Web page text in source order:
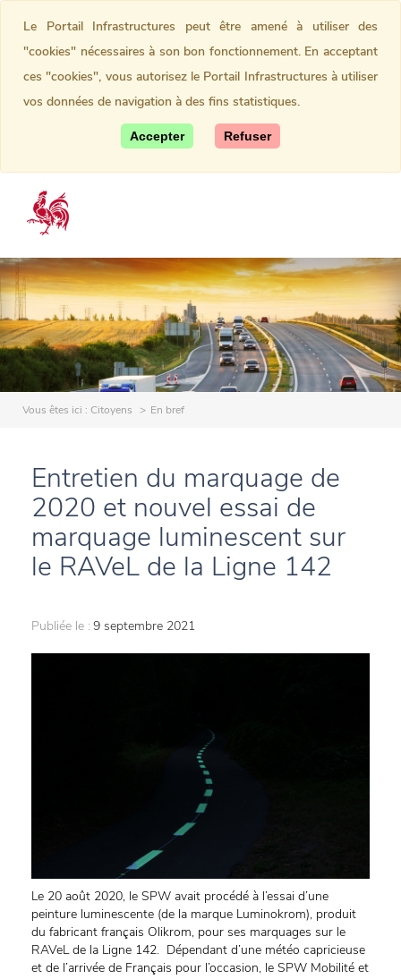
Vous êtes ici : Citoyens En bref
Entretien du marquage de
2020 et nouvel essai de
marquage luminescent sur
le RAVeL de la Ligne 142
Publiée le : 9 septembre 2021
Le 20 août 2020, le SPW avait procédé à l’essai d’une
peinture luminescente (de la marque Luminokrom), produit
du fabricant français Olikrom, pour ses marquages sur le
RAVeL de la Ligne 142. Dépendant d’une météo capricieuse
et de l’arrivée de Français pour l’occasion, le SPW Mobilité et
Le Portail Infrastructures peut être amené à utiliser des
"cookies" nécessaires à son bon fonctionnement. En acceptant
ces "cookies", vous autorisez le Portail Infrastructures à utiliser
vos données de navigation à des fins statistiques.
Accepter Refuser